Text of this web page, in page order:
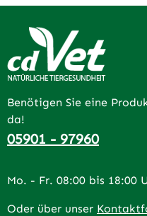
Benötigen Sie eine
da!
05901 - 97960
Mo. - Fr. 08:00 bis 18:00
Oder über unser